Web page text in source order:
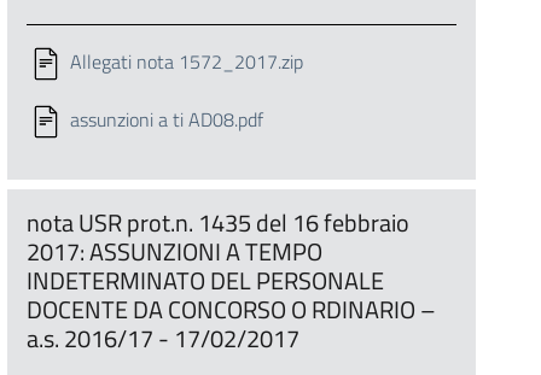
Allegati nota 1572_2017.zip
assunzioni a ti AD08.pdf
nota USR prot.n. 1435 del 16 febbraio
2017: ASSUNZIONI A TEMPO
INDETERMINATO DEL PERSONALE
DOCENTE DA CONCORSO O RDINARIO –
a.s. 2016/17 - 17/02/2017